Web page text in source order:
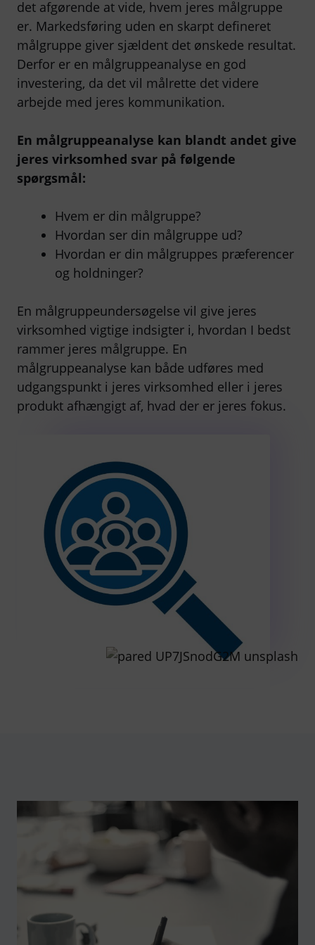
det afgørende at vide, hvem jeres målgruppe
er. Markedsføring uden en skarpt defineret
målgruppe giver sjældent det ønskede resultat.
Derfor er en målgruppeanalyse en god
investering, da det vil målrette det videre
arbejde med jeres kommunikation.
En målgruppeanalyse kan blandt andet give
jeres virksomhed svar på følgende
spørgsmål:
Hvem er din målgruppe?
Hvordan ser din målgruppe ud?
Hvordan er din målgruppes præferencer
og holdninger?
En målgruppeundersøgelse vil give jeres
virksomhed vigtige indsigter i, hvordan I bedst
rammer jeres målgruppe. En
målgruppeanalyse kan både udføres med
udgangspunkt i jeres virksomhed eller i jeres
produkt afhængigt af, hvad der er jeres fokus.